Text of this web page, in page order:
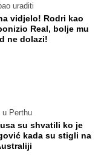
uraditi
vidjelo! Rodri kao
Real, bolje mu
ne dolazi!
u Perthu
su shvatili ko je
kada su stigli na